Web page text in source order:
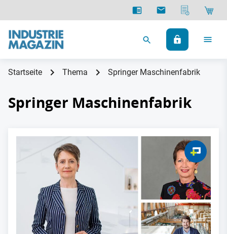
Startseite Thema Springer Maschinenfabrik
Springer Maschinenfabrik